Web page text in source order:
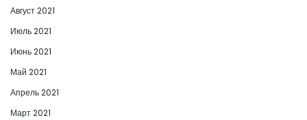
Август 2021
Июль 2021
Июнь 2021
Май 2021
Апрель 2021
Март 2021